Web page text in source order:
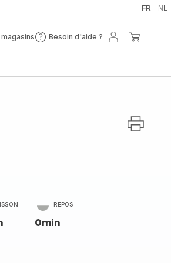
FR NL
Besoin d'aide ?
Besoin
Mon
REPOS
0min